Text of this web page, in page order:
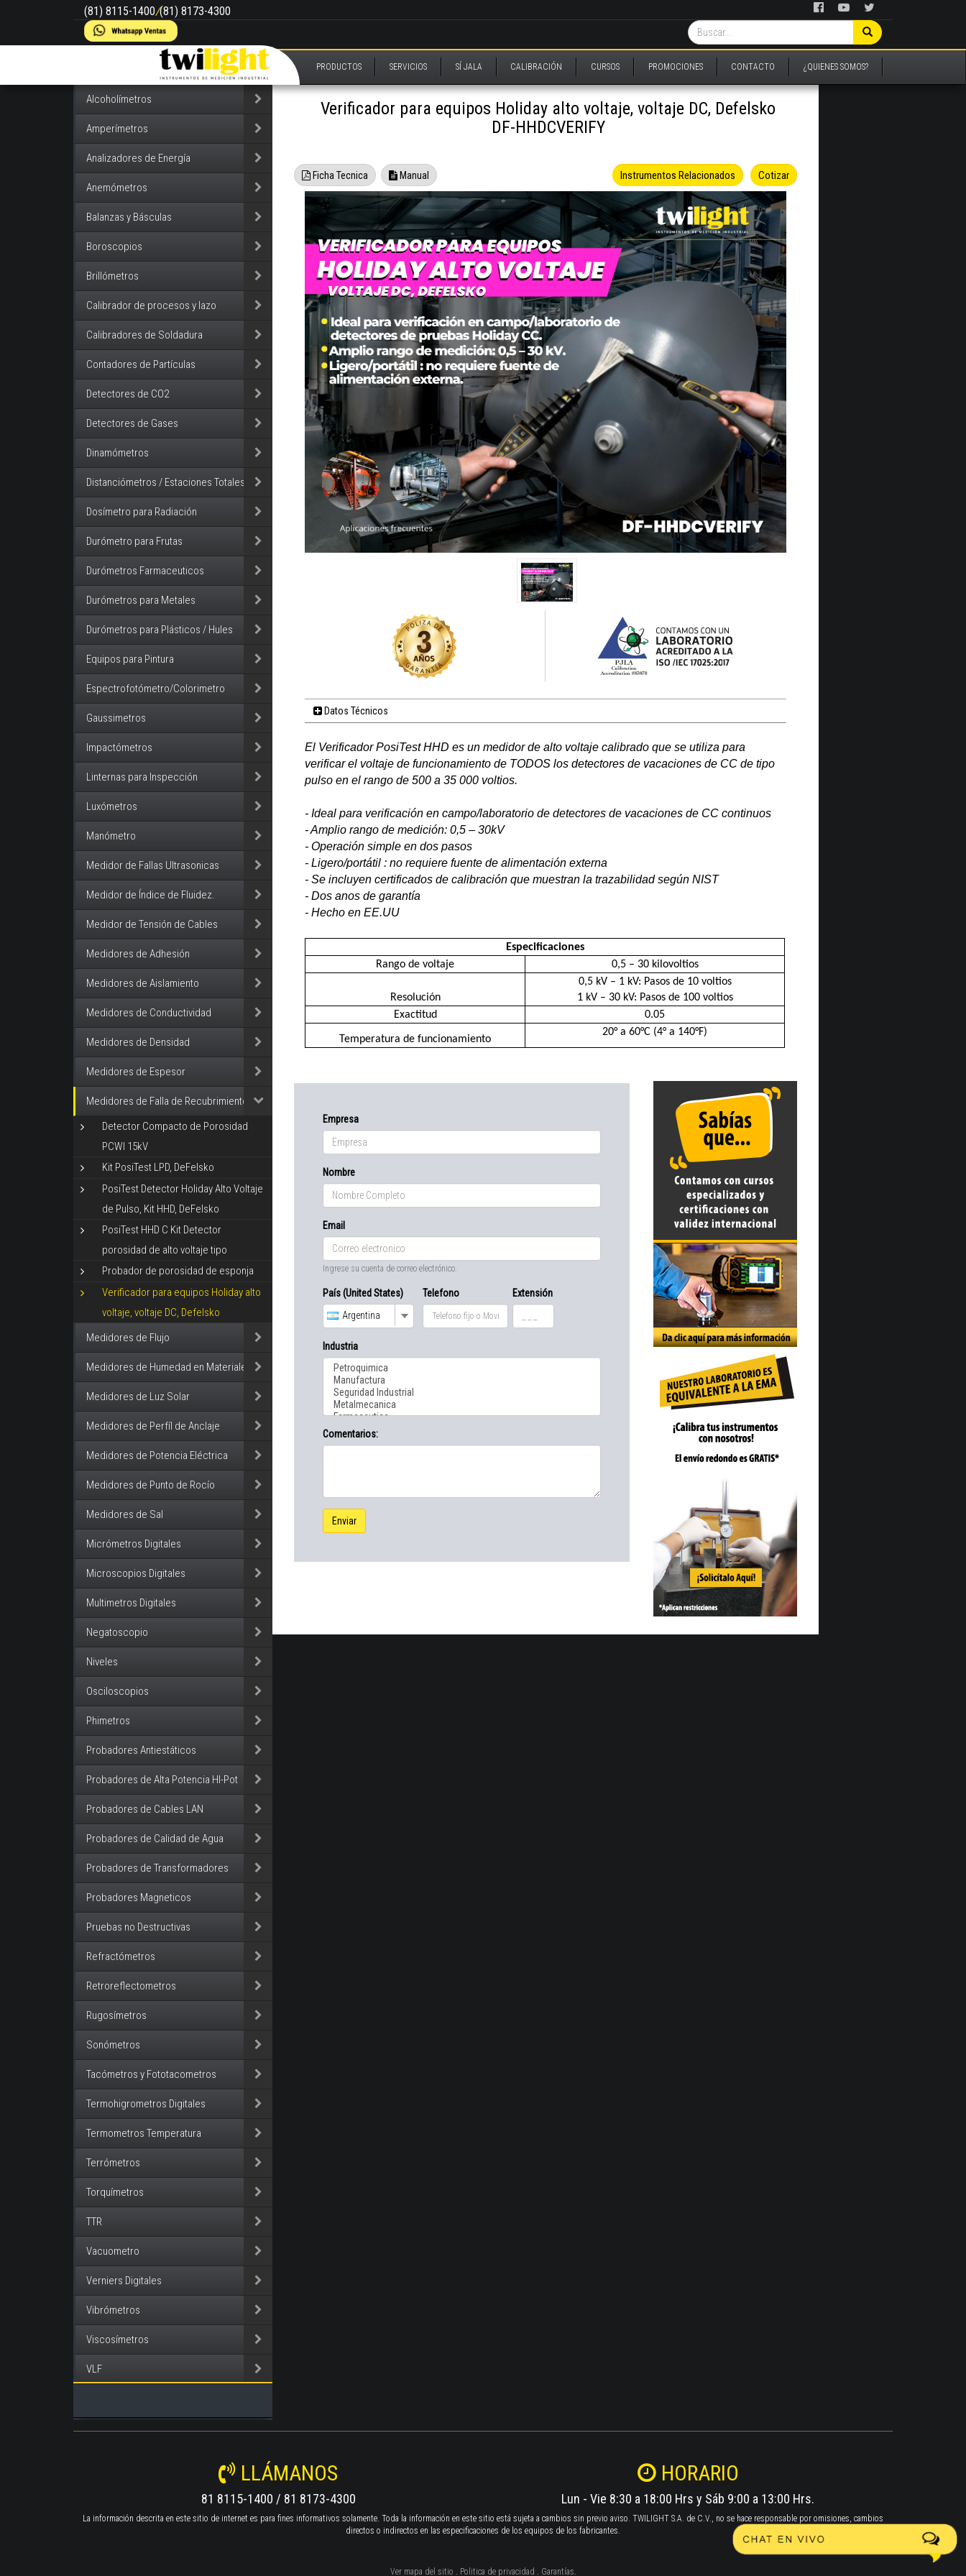
(81) 8115-1400/(81) 8173-4300
PRODUCTOS SERVICIOS SÍ JALA CALIBRACIÓN CURSOS PROMOCIONES CONTACTO ¿QUIENES SOMOS?
Alcoholímetros
Amperímetros
Analizadores de Energía
Anemómetros
Balanzas y Básculas
Boroscopios
Brillómetros
Calibrador de procesos y lazo
Calibradores de Soldadura
Contadores de Partículas
Detectores de CO2
Detectores de Gases
Dinamómetros
Distanciómetros / Estaciones Totales
Dosímetro para Radiación
Durómetro para Frutas
Durómetros Farmaceuticos
Durómetros para Metales
Durómetros para Plásticos / Hules
Equipos para Pintura
Espectrofotómetro/Colorimetro
Gaussimetros
Impactómetros
Linternas para Inspección
Luxómetros
Manómetro
Medidor de Fallas Ultrasonicas
Medidor de Índice de Fluidez.
Medidor de Tensión de Cables
Medidores de Adhesión
Medidores de Aislamiento
Medidores de Conductividad
Medidores de Densidad
Medidores de Espesor
Medidores de Falla de Recubrimiento
Detector Compacto de Porosidad
PCWI 15kV
Kit PosiTest LPD, DeFelsko
PosiTest Detector Holiday Alto Voltaje
de Pulso, Kit HHD, DeFelsko
PosiTest HHD C Kit Detector
porosidad de alto voltaje tipo
Probador de porosidad de esponja
Verificador para equipos Holiday alto
voltaje, voltaje DC, Defelsko
Medidores de Flujo
Medidores de Humedad en Materiales
Medidores de Luz Solar
Medidores de Perfíl de Anclaje
Medidores de Potencia Eléctrica
Medidores de Punto de Rocío
Medidores de Sal
Micrómetros Digitales
Microscopios Digitales
Multimetros Digitales
Negatoscopio
Niveles
Osciloscopios
Phimetros
Probadores Antiestáticos
Probadores de Alta Potencia HI-Pot
Probadores de Cables LAN
Probadores de Calidad de Agua
Probadores de Transformadores
Probadores Magneticos
Pruebas no Destructivas
Refractómetros
Retroreflectometros
Rugosímetros
Sonómetros
Tacómetros y Fototacometros
Termohigrometros Digitales
Termometros Temperatura
Terrómetros
Torquímetros
TTR
Vacuometro
Verniers Digitales
Vibrómetros
Viscosímetros
VLF
Verificador para equipos Holiday alto voltaje, voltaje DC, Defelsko
DF-HHDCVERIFY
Cotizar
Instrumentos Relacionados
Ficha Tecnica Manual
Datos Técnicos
El Verificador PosiTest HHD es un medidor de alto voltaje calibrado que se utiliza para
verificar el voltaje de funcionamiento de TODOS los detectores de vacaciones de CC de tipo
pulso en el rango de 500 a 35 000 voltios.
- Ideal para verificación en campo/laboratorio de detectores de vacaciones de CC continuos
- Amplio rango de medición: 0,5 – 30kV
- Operación simple en dos pasos
- Ligero/portátil : no requiere fuente de alimentación externa
- Se incluyen certificados de calibración que muestran la trazabilidad según NIST
- Dos anos de garantía
- Hecho en EE.UU
Especificaciones
Rango de voltaje
0,5 – 30 kilovoltios
Resolución
0,5 kV – 1 kV: Pasos de 10 voltios
1 kV – 30 kV: Pasos de 100 voltios
Exactitud
0.05
Temperatura de funcionamiento
20° a 60°C (4° a 140°F)
Empresa
Nombre
Email
Ingrese su cuenta de correo electrónico.
País (United States)
Argentina
Telefono Extensión
Industria
Comentarios:
Enviar
LLÁMANOS
81 8115-1400 / 81 8173-4300
HORARIO
Lun - Vie 8:30 a 18:00 Hrs y Sáb 9:00 a 13:00 Hrs.
La información descrita en este sitio de internet es para fines informativos solamente. Toda la información en este sitio está sujeta a cambios sin previo aviso. TWILIGHT S.A. de C.V., no se hace responsable por omisiones, cambios
directos o indirectos en las especificaciones de los equipos de los fabricantes.
Ver mapa del sitio . Politica de privacidad . Garantías.